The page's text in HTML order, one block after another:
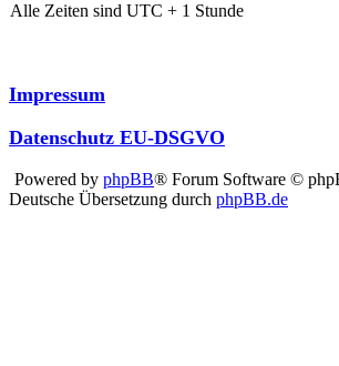
Alle Zeiten sind UTC + 1 Stunde
Impressum
Datenschutz EU-DSGVO
Powered by phpBB® Forum Software ©
Deutsche Übersetzung durch phpBB.de